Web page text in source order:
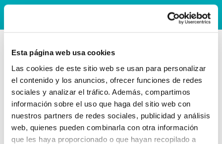
Esta página web usa cookies
Las cookies de este sitio web se usan para personalizar
el contenido y los anuncios, ofrecer funciones de redes
sociales y analizar el tráfico. Además, compartimos
información sobre el uso que haga del sitio web con
nuestros partners de redes sociales, publicidad y análisis
web, quienes pueden combinarla con otra información
que les haya proporcionado o que hayan recopilado a